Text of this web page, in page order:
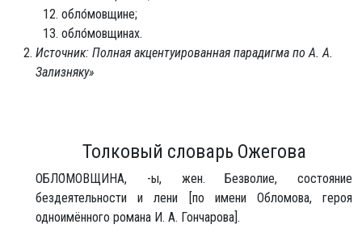
обло́мовщине;
обло́мовщинах.
Источник: Полная акцентуированная парадигма по А. А.
Зализняку»
Толковый словарь Ожегова
ОБЛО́МОВЩИНА, -ы, жен. Безволие, состояние
бездеятельности и лени [по имени Обломова, героя
одноимённого романа И. А. Гончарова].